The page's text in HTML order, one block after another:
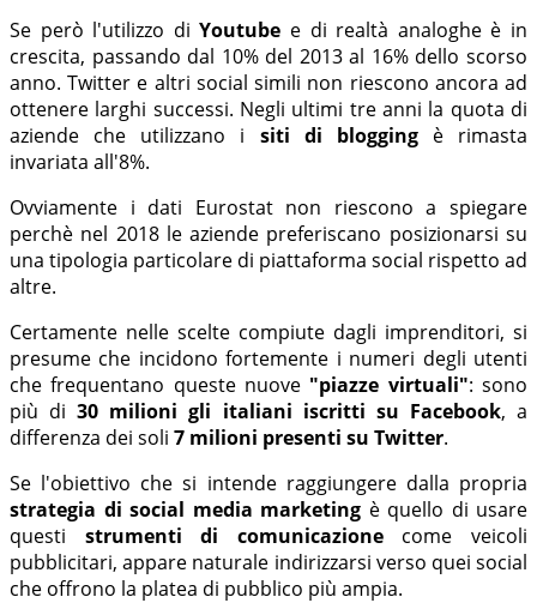
Se però l'utilizzo diYoutube e di realtà analoghe è in
crescita, passando dal 10% del 2013 al 16% dello scorso
anno. Twitter e altri social simili non riescono ancora ad
ottenere larghi successi. Negli ultimi tre anni la quota di
aziende che utilizzano i siti di bloggingè rimasta
invariata all'8%.
Ovviamente i dati Eurostat non riescono a spiegare
perchè nel 2018 le aziende preferiscano posizionarsi su
una tipologia particolare di piattaforma social rispetto ad
altre.
Certamente nelle scelte compiute dagli imprenditori, si
presume che incidono fortemente i numeri degli utenti
che frequentano queste nuove "piazze virtuali": sono
più di30 milioni gli italiani iscritti su Facebook, a
differenza dei soli 7 milioni presenti su Twitter.
Se l'obiettivo che si intende raggiungere dalla propria
strategia di social media marketing è quello di usare
questi strumenti di comunicazionecome veicoli
pubblicitari, appare naturale indirizzarsi verso quei social
che offrono la platea di pubblico più ampia.